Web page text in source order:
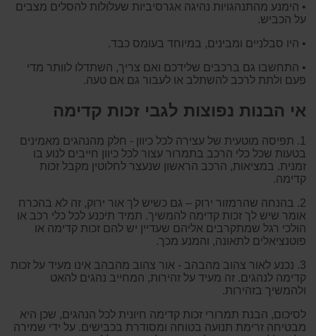
• הימנע מהתנהגויות נהיגה אגרסיביות שעלולות להסלים מצבים
על הכביש.
• היו סבלניים ומבינים, במיוחד בעומס כבד.
• התחשבו גם ברכבים שלידכם ואם צריך, השתדלו לוותר מדי
פעם ולתת לרכב להשתלב או לעבור גם אם טעה.
אי הבנות נפוצות לגבי זכות קדימה
1. תפיסה מוטעית של עצירה לכל כיוון - חלק מהנהגים מאמינים
בטעות שכל כלי הרכב בתמרור עצור לכל כיוון חייבים לנוע בו
זמנית. במציאות, הרכב הראשון שנעצר לחלוטין מקבל זכות
קדימה.
2. בהנחה שהרמזור ירוק – גם כשיש לך אור ירוק, זה לא בהכרח
אומר שיש לך זכות קדימה להמשיך. תמיד תיכנע לכל כלי רכב או
הולכי רגל שמתקרבים אליהם שעדיין יש להם זכות קדימה או
פוטנציאלים לתאונה, והמנע מכך.
3. נכנע לאור צהוב מהבהב - אור צהוב מהבהב אינו מעיד על זכות
קדימה לנהגים. זה מעיד על זהירות, המחייב נהגים להאט
ולהמשיך בזהירות.
לסיכום, הבנת תמרורי זכות קדימה חיונית לכל הנהגים, שכן היא
מבטיחה זרימת תנועה בטוחה ומסודרת בכבישים. על ידי שמירה